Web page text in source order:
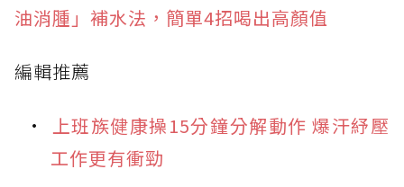
油消腫」補水法，簡單4招喝出高顏值
編輯推薦
上班族健康操15分鐘分解動作 爆汗紓壓
工作更有衝勁